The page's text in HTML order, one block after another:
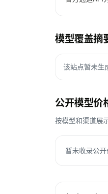
模型覆盖摘
该站点暂未生
公开模型价
按模型和渠道展
暂未收录公开